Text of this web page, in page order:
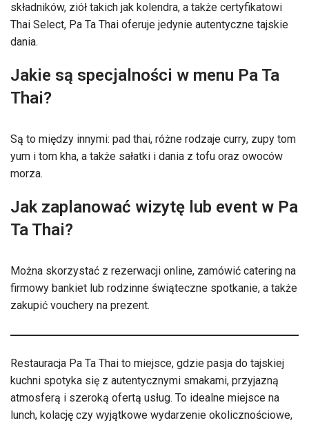
składników, ziół takich jak kolendra, a także certyfikatowi
Thai Select, Pa Ta Thai oferuje jedynie autentyczne tajskie
dania.
Jakie są specjalności w menu Pa Ta
Thai?
Są to między innymi: pad thai, różne rodzaje curry, zupy tom
yum i tom kha, a także sałatki i dania z tofu oraz owoców
morza.
Jak zaplanować wizytę lub event w Pa
Ta Thai?
Można skorzystać z rezerwacji online, zamówić catering na
firmowy bankiet lub rodzinne świąteczne spotkanie, a także
zakupić vouchery na prezent.
Restauracja Pa Ta Thai to miejsce, gdzie pasja do tajskiej
kuchni spotyka się z autentycznymi smakami, przyjazną
atmosferą i szeroką ofertą usług. To idealne miejsce na
lunch, kolację czy wyjątkowe wydarzenie okolicznościowe,